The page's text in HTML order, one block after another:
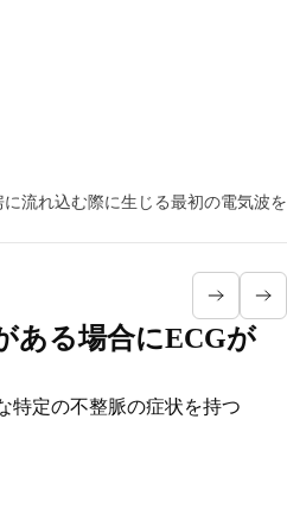
流れ込む際に生じる最初の電気波
ある場合にECGが
特定の不整脈の症状を持つ